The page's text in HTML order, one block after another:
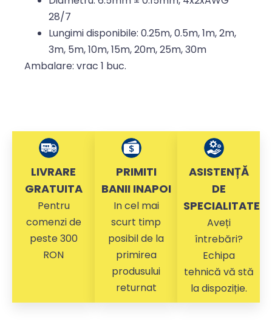
28/7
Lungimi disponibile: 0.25m, 0.5m, 1m, 2m,
3m, 5m, 10m, 15m, 20m, 25m, 30m
Ambalare: vrac 1 buc.
LIVRARE
GRATUITA
Pentru
comenzi de
peste 300
RON
PRIMITI
BANII INAPOI
In cel mai
scurt timp
posibil de la
primirea
produsului
returnat
ASISTENȚĂ
DE
SPECIALITATE
Aveți
întrebări?
Echipa
tehnică vă stă
la dispoziție.